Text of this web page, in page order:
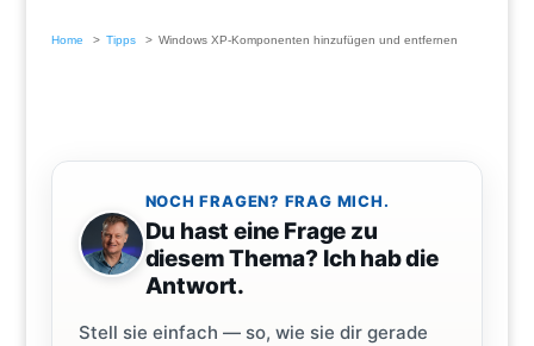
Home Tipps Windows XP-Komponenten hinzufügen und entfernen
NOCH FRAGEN? FRAG MICH.
Du hast eine Frage zu
diesem Thema? Ich hab die
Antwort.
Stell sie einfach — so, wie sie dir gerade